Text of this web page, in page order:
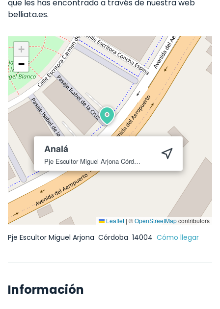
que les has encontrado a través de nuestra web
belliata.es.
Analá
Pje Escultor Miguel Arjona Córdoba
+
−
Leaflet | ©OpenStreetMapcontributors
Pje Escultor Miguel Arjona Córdoba 14004 Cómo llegar
Información